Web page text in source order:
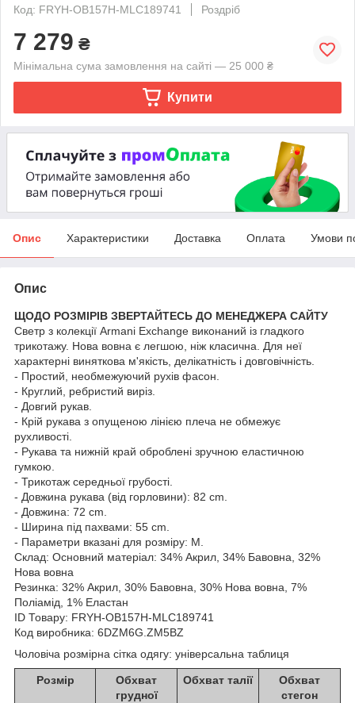
Код: FRYH-OB157H-MLC189741
Роздріб
7 279 ₴
Мінімальна сума замовлення на сайті — 25 000 ₴
Купити
Опис Характеристики Доставка Оплата Умови
Опис
ЩОДО РОЗМІРІВ ЗВЕРТАЙТЕСЬ ДО МЕНЕДЖЕРА САЙТУ
Светр з колекції Armani Exchange виконаний із гладкого
трикотажу. Нова вовна є легшою, ніж класична. Для неї
характерні виняткова м'якість, делікатність і довговічність.
- Простий, необмежуючий рухів фасон.
- Круглий, ребристий виріз.
- Довгий рукав.
- Крій рукава з опущеною лінією плеча не обмежує
рухливості.
- Рукава та нижній край оброблені зручною еластичною
гумкою.
- Трикотаж середньої грубості.
- Довжина рукава (від горловини): 82 cm.
- Довжина: 72 cm.
- Ширина під пахвами: 55 cm.
- Параметри вказані для розміру: M.
Склад: Основний матеріал: 34% Акрил, 34% Бавовна, 32%
Нова вовна
Резинка: 32% Акрил, 30% Бавовна, 30% Нова вовна, 7%
Поліамід, 1% Еластан
ID Товару: FRYH-OB157H-MLC189741
Код виробника: 6DZM6G.ZM5BZ
Чоловіча розмірна сітка одягу: універсальна таблиця
Розмір
Обхват
грудної
Обхват талії
Обхват
стегон